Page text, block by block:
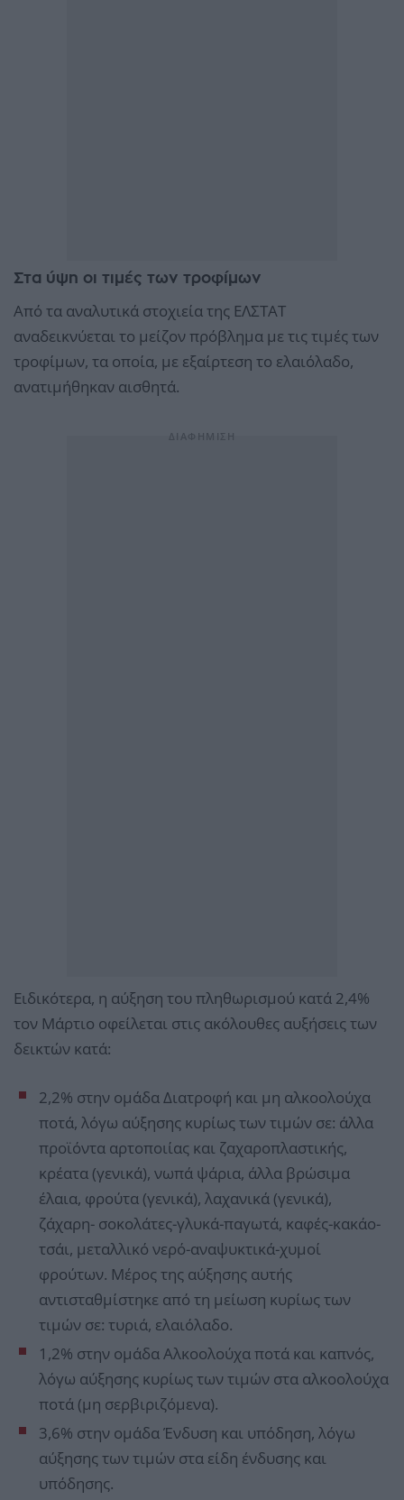
Στα ύψη οι τιμές των τροφίμων
Από τα αναλυτικά στοχιεία της ΕΛΣΤΑΤ
αναδεικνύεται το μείζον πρόβλημα με τις τιμές των
τροφίμων, τα οποία, με εξαίρτεση το ελαιόλαδο,
ανατιμήθηκαν αισθητά.
Ειδικότερα, η αύξηση του πληθωρισμού κατά 2,4%
τον Μάρτιο οφείλεται στις ακόλουθες αυξήσεις των
δεικτών κατά:
2,2% στην ομάδα Διατροφή και μη αλκοολούχα
ποτά, λόγω αύξησης κυρίως των τιμών σε: άλλα
προϊόντα αρτοποιίας και ζαχαροπλαστικής,
κρέατα (γενικά), νωπά ψάρια, άλλα βρώσιμα
έλαια, φρούτα (γενικά), λαχανικά (γενικά),
ζάχαρη- σοκολάτες-γλυκά-παγωτά, καφές-κακάο-
τσάι, μεταλλικό νερό-αναψυκτικά-χυμοί
φρούτων. Μέρος της αύξησης αυτής
αντισταθμίστηκε από τη μείωση κυρίως των
τιμών σε: τυριά, ελαιόλαδο.
1,2% στην ομάδα Αλκοολούχα ποτά και καπνός,
λόγω αύξησης κυρίως των τιμών στα αλκοολούχα
ποτά (μη σερβιριζόμενα).
3,6% στην ομάδα Ένδυση και υπόδηση, λόγω
αύξησης των τιμών στα είδη ένδυσης και
υπόδησης.